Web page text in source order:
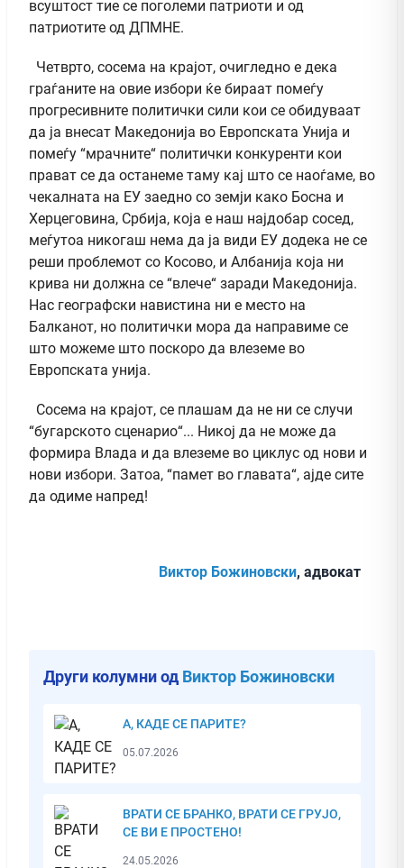
всуштост тие се поголеми патриоти и од
патриотите од ДПМНЕ.
Четврто, сосема на крајот, очигледно е дека
граѓаните на овие избори ќе бираат помеѓу
прогресивните политички сили кои се обидуваат
да ја внесат Македонија во Европската Унија и
помеѓу “мрачните“ политички конкуренти кои
прават се да останеме таму кај што се наоѓаме, во
чекалната на ЕУ заедно со земји како Босна и
Херцеговина, Србија, која е наш најдобар сосед,
меѓутоа никогаш нема да ја види ЕУ додека не се
реши проблемот со Косово, и Албанија која ни
крива ни должна се “влече“ заради Македонија.
Нас географски навистина ни е место на
Балканот, но политички мора да направиме се
што можеме што поскоро да влеземе во
Европската унија.
Сосема на крајот, се плашам да не ни се случи
“бугарското сценарио“... Никој да не може да
формира Влада и да влеземе во циклус од нови и
нови избори. Затоа, “памет во главата“, ајде сите
да одиме напред!
Виктор Божиновски, адвокат
Други колумни од Виктор Божиновски
А, КАДЕ СЕ ПАРИТЕ?
05.07.2026
ВРАТИ СЕ БРАНКО, ВРАТИ СЕ ГРУЈО,
СЕ ВИ Е ПРОСТЕНО!
24.05.2026